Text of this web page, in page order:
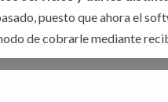
puesto que ahora el
de cobrarle mediante